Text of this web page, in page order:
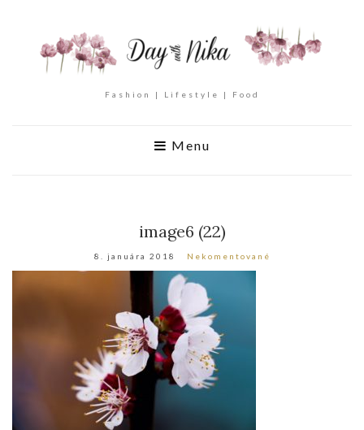
Fashion | Lifestyle | Food
Menu
image6 (22)
8. januára 2018 Nekomentované